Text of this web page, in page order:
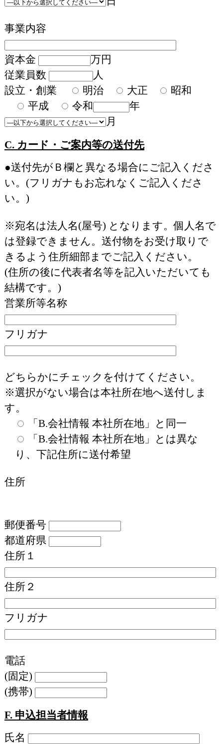
事業内容
資本金
万円
従業員数
人
設立・創業
明治 大正
昭和
平成
令和
年
月
C. カード・ご案内等の送付先
●送付先がＢ欄と異なる場合にご記入くださ
い。(フリガナもお忘れなくご記入くださ
い。)
※宛名は法人名(屋号) となります。個人名で
は登録できません。送付物をお受け取りで
きるよう住所細部までご記入ください。
(住所の後に代表者名等を記入いただいても
結構です。)
営業所等名称
フリガナ
どちらかにチェックを付けてください。
※選択がない場合は本社所在地へ送付しま
す。
「B.会社情報 本社所在地」と同一
「B.会社情報 本社所在地」とは異な
り、下記住所に送付希望
住所
郵便番号
都道府県
住所１
住所２
フリガナ
電話
(固定)
(携帯)
F. 申込担当者情報
氏名